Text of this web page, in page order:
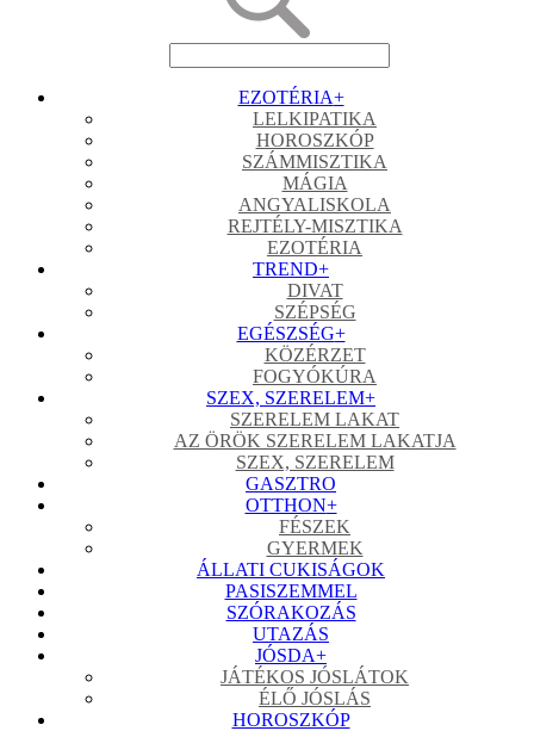
EZOTÉRIA+
LELKIPATIKA
HOROSZKÓP
SZÁMMISZTIKA
MÁGIA
ANGYALISKOLA
REJTÉLY-MISZTIKA
EZOTÉRIA
TREND+
DIVAT
SZÉPSÉG
EGÉSZSÉG+
KÖZÉRZET
FOGYÓKÚRA
SZEX, SZERELEM+
SZERELEM LAKAT
AZ ÖRÖK SZERELEM LAKATJA
SZEX, SZERELEM
GASZTRO
OTTHON+
FÉSZEK
GYERMEK
ÁLLATI CUKISÁGOK
PASISZEMMEL
SZÓRAKOZÁS
UTAZÁS
JÓSDA+
JÁTÉKOS JÓSLÁTOK
ÉLŐ JÓSLÁS
HOROSZKÓP